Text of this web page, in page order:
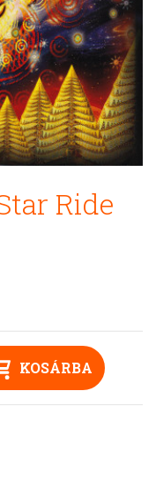
Ride
KOSÁRBA